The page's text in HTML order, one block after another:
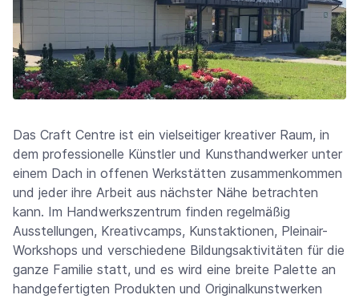
Das Craft Centre ist ein vielseitiger kreativer Raum, in
dem professionelle Künstler und Kunsthandwerker unter
einem Dach in offenen Werkstätten zusammenkommen
und jeder ihre Arbeit aus nächster Nähe betrachten
kann. Im Handwerkszentrum finden regelmäßig
Ausstellungen, Kreativcamps, Kunstaktionen, Pleinair-
Workshops und verschiedene Bildungsaktivitäten für die
ganze Familie statt, und es wird eine breite Palette an
handgefertigten Produkten und Originalkunstwerken